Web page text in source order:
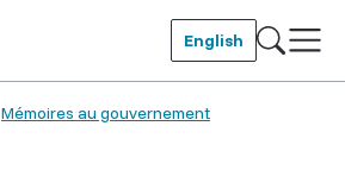
content
English
Mémoires au gouvernement